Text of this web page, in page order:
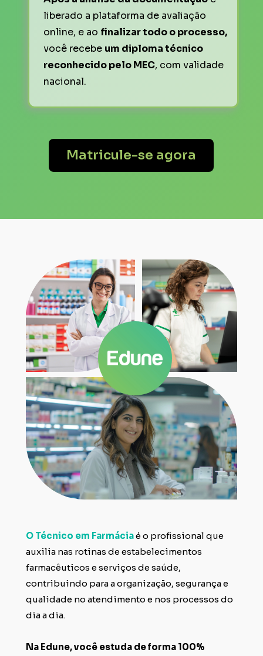
liberado a plataforma de avaliação
online, e ao
finalizar todo o processo,
você recebe um diploma técnico
reconhecido pelo MEC, com validade
nacional.
Matricule-se agora
O Técnico em Farmácia é o profissional que
auxilia nas rotinas de estabelecimentos
farmacêuticos e serviços de saúde,
contribuindo para a organização, segurança e
qualidade no atendimento e nos processos do
dia a dia.
Na Edune, você estuda de forma 100%